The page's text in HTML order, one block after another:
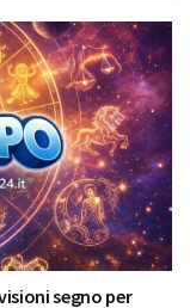
segno per